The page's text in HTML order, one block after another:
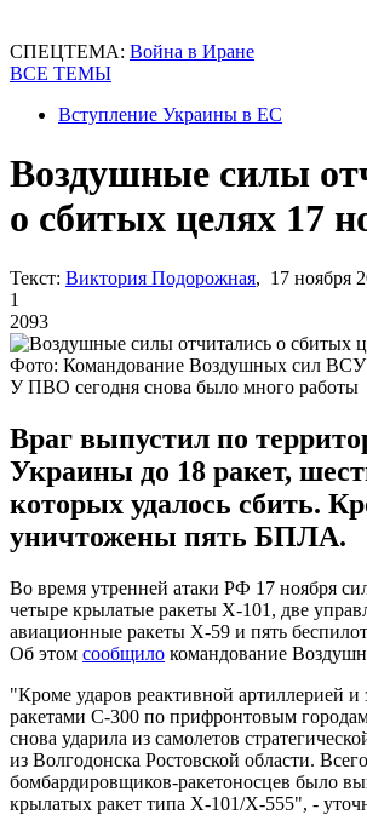
СПЕЦТЕМА: Война в Иране
ВСЕ ТЕМЫ
Вступление Украины в ЕС
Воздушные силы
о сбитых целях 17
Текст: Виктория Подорожная, 17 ноября
1
2093
Фото: Командование Воздушных сил ВСУ
У ПВО сегодня снова было много работы
Враг выпустил по
Украины до 18 ракет,
которых удалось сбить.
уничтожены пять БПЛА.
Во время утренней атаки РФ 17 ноября
четыре крылатые ракеты Х-101, две
авиационные ракеты Х-59 и пять
Об этом сообщило командование
"Кроме ударов реактивной артиллерией
ракетами С-300 по прифронтовым
снова ударила из самолетов
из Волгодонска Ростовской области.
бомбардировщиков-ракетоносцев было
крылатых ракет типа Х-101/Х-555", -